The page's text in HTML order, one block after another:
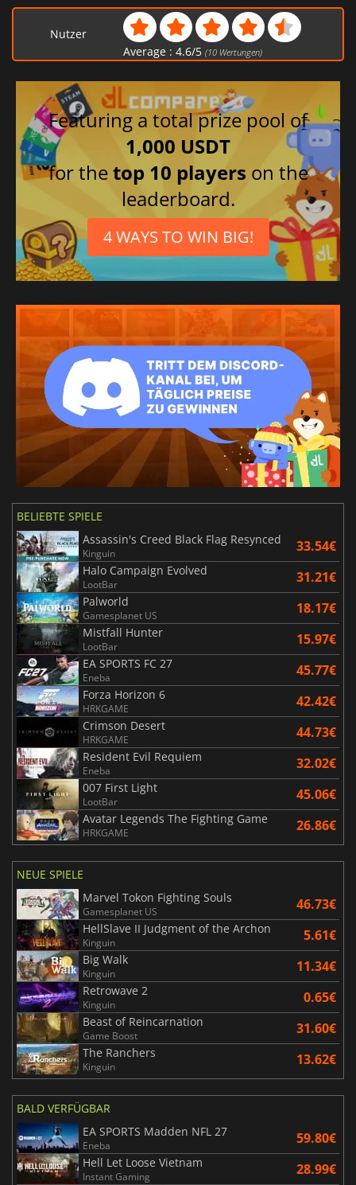
Nutzer
Average : 4.6/5 (10Wertungen)
Featuring a total prize pool of
1,000 USDT
for thetop 10 players on the
leaderboard.
4 WAYS TO WIN BIG!
BELIEBTE SPIELE
Assassin's Creed Black Flag Resynced
Kinguin 33.54€
Halo Campaign Evolved
LootBar 31.21€
Palworld
Gamesplanet US 18.17€
Mistfall Hunter
LootBar 15.97€
EA SPORTS FC 27
Eneba 45.77€
Forza Horizon 6
HRKGAME 42.42€
Crimson Desert
HRKGAME 44.73€
Resident Evil Requiem
Eneba 32.02€
007 First Light
LootBar 45.06€
Avatar Legends The Fighting Game
HRKGAME 26.86€
NEUE SPIELE
Marvel Tokon Fighting Souls
Gamesplanet US 46.73€
HellSlave II Judgment of the Archon
Kinguin 5.61€
Big Walk
Kinguin 11.34€
Retrowave 2
Kinguin 0.65€
Beast of Reincarnation
Game Boost 31.60€
The Ranchers
Kinguin 13.62€
BALD VERFÜGBAR
EA SPORTS Madden NFL 27
Eneba 59.80€
Hell Let Loose Vietnam
Instant Gaming 28.99€